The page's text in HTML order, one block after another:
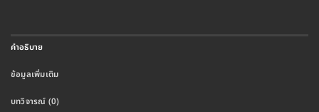
คำอธิบาย
ข้อมูลเพิ่มเติม
บทวิจารณ์ (0)